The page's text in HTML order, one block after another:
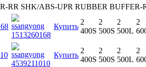
RR SHK/ABS-UPR RUBBER BUFFER-
Купить
2
400S
2
500S
2
500L
2
Купить
2
400S
2
500S
2
500L
2